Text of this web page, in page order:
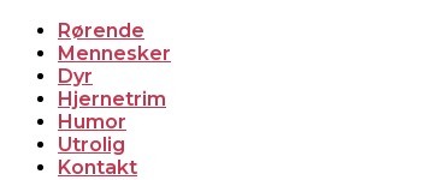
Rørende
Mennesker
Dyr
Hjernetrim
Humor
Utrolig
Kontakt